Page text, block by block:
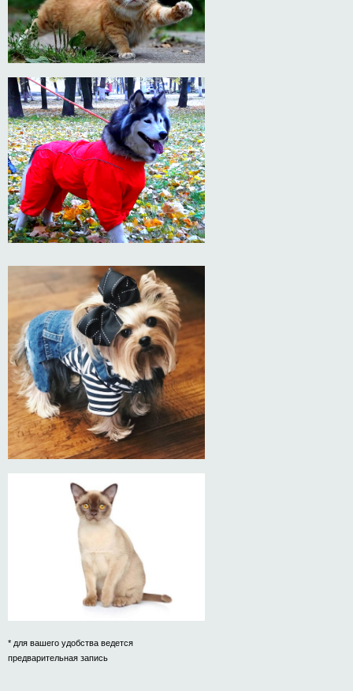
* для вашего удобства ведется
предварительная запись